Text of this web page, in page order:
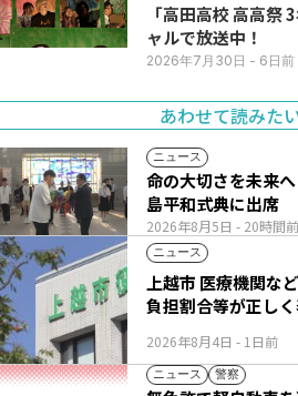
「高田高校 高高祭
ャルで放送中！
2026年7月30日 - 6日前
あわせて読みた
ニュース
2026年8月5日 - 20時間前
命の大切さを未来
島平和式典に出席
ニュース
2026年8月4日 - 1日前
上越市 医療機関な
負担割合等が正し
ニュース 警察